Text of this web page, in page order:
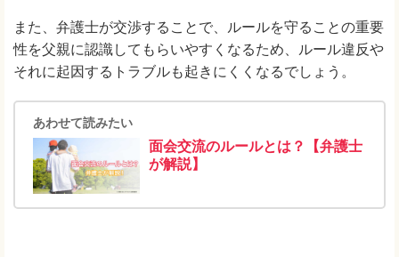
また、弁護士が交渉することで、ルールを守ることの重要
性を父親に認識してもらいやすくなるため、ルール違反や
それに起因するトラブルも起きにくくなるでしょう。
あわせて読みたい
面会交流のルールとは？【弁護士
が解説】